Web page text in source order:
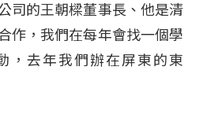
司的王朝樑董事長、他是清
作，我們在每年會找一個學
，去年我們辦在屏東的東